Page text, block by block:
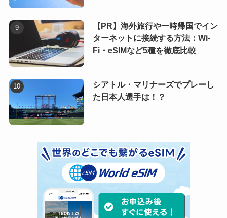
【PR】海外旅行や一時帰国でイン
ターネットに接続する方法：Wi-
Fi・eSIMなど5種を徹底比較
シアトル・マリナーズでプレーし
た日本人選手は！？